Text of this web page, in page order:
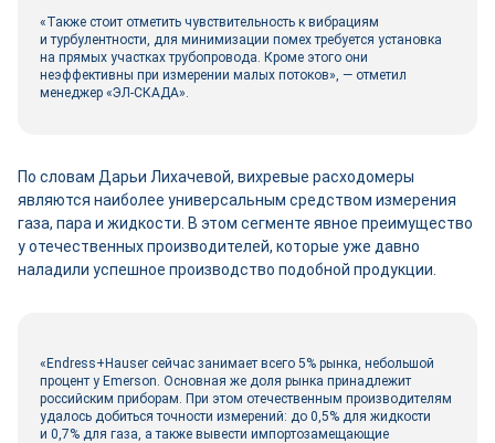
«Также стоит отметить чувствительность к вибрациям
и турбулентности, для минимизации помех требуется установка
на прямых участках трубопровода. Кроме этого они
неэффективны при измерении малых потоков», ― отметил
менеджер «ЭЛ-СКАДА».
По словам Дарьи Лихачевой, вихревые расходомеры
являются наиболее универсальным средством измерения
газа, пара и жидкости. В этом сегменте явное преимущество
у отечественных производителей, которые уже давно
наладили успешное производство подобной продукции.
«Endress+Hauser сейчас занимает всего 5% рынка, небольшой
процент у Emerson. Основная же доля рынка принадлежит
российским приборам. При этом отечественным производителям
удалось добиться точности измерений: до 0,5% для жидкости
и 0,7% для газа, а также вывести импортозамещающие